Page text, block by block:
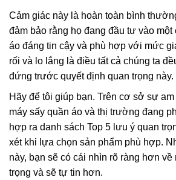
Cảm giác này là hoàn toàn bình
đảm bảo rằng họ đang đầu tư vào một
áo đáng tin cậy và phù hợp với mức
rối và lo lắng là điều tất cả chúng ta
đứng trước quyết định quan trọng này.
Hãy để tôi giúp bạn. Trên cơ sở sự
máy sấy quần áo và thị trường đang
hợp ra danh sách Top 5 lưu ý quan
xét khi lựa chọn sản phẩm phù hợp.
này, bạn sẽ có cái nhìn rõ ràng hơn
trọng và sẽ tự tin hơn.